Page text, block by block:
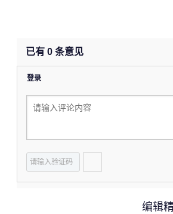
已有 0 条意见
登录
编辑